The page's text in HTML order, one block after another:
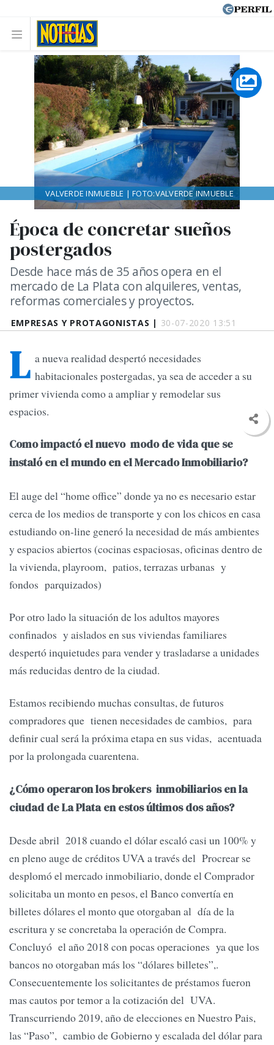
EMPRESAS Y PROTAGONISTAS | 30-07-2020 13:51
Época de concretar sueños
postergados
Desde hace más de 35 años opera en el
mercado de La Plata con alquileres, ventas,
reformas comerciales y proyectos.
VALVERDE INMUEBLE | FOTO:VALVERDE INMUEBLE
L a nueva realidad despertó necesidades
habitacionales postergadas, ya sea de acceder a su
primer vivienda como a ampliar y remodelar sus
espacios.
Como impactó el nuevo modo de vida que se
instaló en el mundo en el Mercado Inmobiliario?
El auge del “home office” donde ya no es necesario estar
cerca de los medios de transporte y con los chicos en casa
estudiando on-line generó la necesidad de más ambientes
y espacios abiertos (cocinas espaciosas, oficinas dentro de
la vivienda, playroom, patios, terrazas urbanas y
fondos parquizados)
Por otro lado la situación de los adultos mayores
confinados y aislados en sus viviendas familiares
despertó inquietudes para vender y trasladarse a unidades
más reducidas dentro de la ciudad.
Estamos recibiendo muchas consultas, de futuros
compradores que tienen necesidades de cambios, para
definir cual será la próxima etapa en sus vidas, acentuada
por la prolongada cuarentena.
¿Cómo operaron los brokers inmobiliarios en la
ciudad de La Plata en estos últimos dos años?
Desde abril 2018 cuando el dólar escaló casi un 100% y
en pleno auge de créditos UVA a través del Procrear se
desplomó el mercado inmobiliario, donde el Comprador
solicitaba un monto en pesos, el Banco convertía en
billetes dólares el monto que otorgaban al día de la
escritura y se concretaba la operación de Compra.
Concluyó el año 2018 con pocas operaciones ya que los
bancos no otorgaban más los “dólares billetes”,.
Consecuentemente los solicitantes de préstamos fueron
mas cautos por temor a la cotización del UVA.
Transcurriendo 2019, año de elecciones en Nuestro Pais,
las “Paso”, cambio de Gobierno y escalada del dólar para